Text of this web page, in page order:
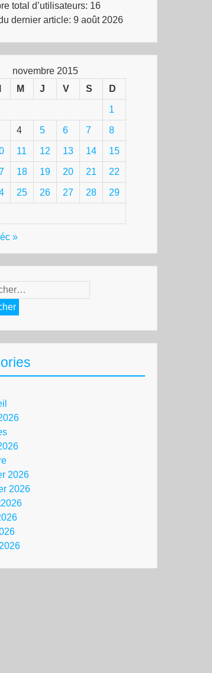
total d’utilisateurs: 16
dernier article: 9 août 2026
novembre 2015
M J V S D
1
4 5 6 7 8
11 12 13 14 15
18 19 20 21 22
25 26 27 28 29
»
:
2026
2026